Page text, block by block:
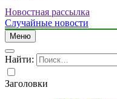
Новостная рассылка
Случайные новости
Меню
Найти:
Заголовки